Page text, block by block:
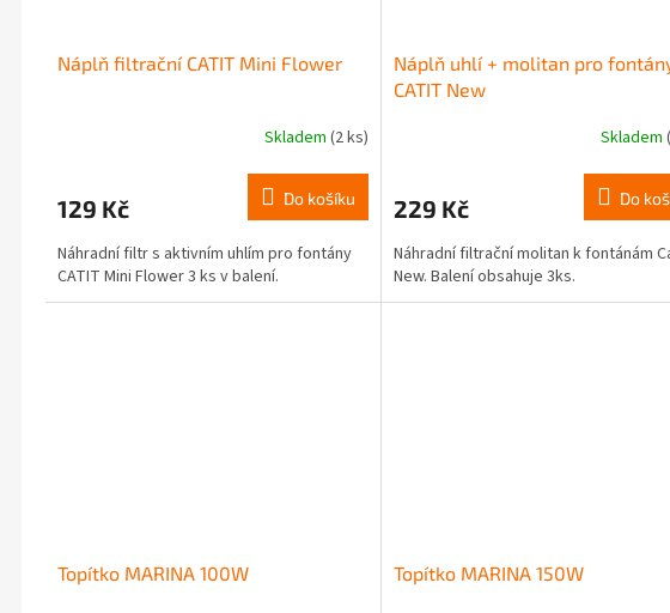
Náplň filtrační CATIT Mini Flower
Skladem (2 ks)
129 Kč Do košíku
Náhradní filtr s aktivním uhlím pro fontány
CATIT Mini Flower 3 ks v balení.
Náplň uhlí + molitan pro
CATIT New
Skladem
229 Kč Do
Náhradní filtrační molitan k fontánám
New. Balení obsahuje 3ks.
Topítko MARINA 100W Topítko MARINA 150W